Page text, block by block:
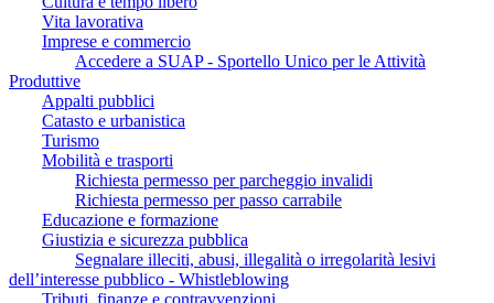
Vita lavorativa
Imprese e commercio
Accedere a SUAP - Sportello Unico per le Attività
Produttive
Appalti pubblici
Catasto e urbanistica
Turismo
Mobilità e trasporti
Richiesta permesso per parcheggio invalidi
Richiesta permesso per passo carrabile
Educazione e formazione
Giustizia e sicurezza pubblica
Segnalare illeciti, abusi, illegalità o irregolarità lesivi
dell’interesse pubblico - Whistleblowing
Tributi, finanze e contravvenzioni